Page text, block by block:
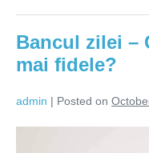
nu
amante?
barbat
respecta!
Bancul zilei –
mai fidele?
admin | Posted on